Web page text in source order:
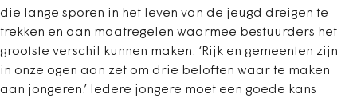
die lange sporen in het leven van de jeugd dreigen te
trekken en aan maatregelen waarmee bestuurders het
grootste verschil kunnen maken. ‘Rijk en gemeenten zijn
in onze ogen aan zet om drie beloften waar te maken
aan jongeren.’ Iedere jongere moet een goede kans